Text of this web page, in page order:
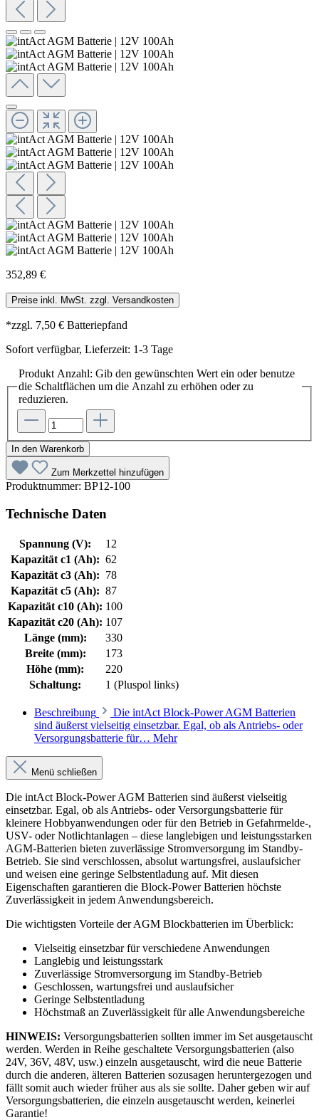
352,89 €
Preise inkl. MwSt. zzgl. Versandkosten
*zzgl. 7,50 € Batteriepfand
Sofort verfügbar, Lieferzeit: 1-3 Tage
Produkt Anzahl: Gib den gewünschten Wert ein oder benutze
die Schaltflächen um die Anzahl zu erhöhen oder zu
reduzieren.
In den Warenkorb
Zum Merkzettel hinzufügen
Produktnummer: BP12-100
Technische Daten
Spannung (V):
12
Kapazität c1 (Ah): 62
Kapazität c3 (Ah): 78
Kapazität c5 (Ah): 87
Kapazität c10 (Ah): 100
Kapazität c20 (Ah): 107
Länge (mm):
330
Breite (mm):
173
Höhe (mm):
220
Schaltung:
1 (Pluspol links)
Beschreibung
Die intAct Block-Power AGM Batterien
sind äußerst vielseitig einsetzbar. Egal, ob als Antriebs- oder
Versorgungsbatterie für… Mehr
Menü schließen
Die intAct Block-Power AGM Batterien sind äußerst vielseitig
einsetzbar. Egal, ob als Antriebs- oder Versorgungsbatterie für
kleinere Hobbyanwendungen oder für den Betrieb in Gefahrmelde-,
USV- oder Notlichtanlagen – diese langlebigen und leistungsstarken
AGM-Batterien bieten zuverlässige Stromversorgung im Standby-
Betrieb. Sie sind verschlossen, absolut wartungsfrei, auslaufsicher
und weisen eine geringe Selbstentladung auf. Mit diesen
Eigenschaften garantieren die Block-Power Batterien höchste
Zuverlässigkeit in jedem Anwendungsbereich.
Die wichtigsten Vorteile der AGM Blockbatterien im Überblick:
Vielseitig einsetzbar für verschiedene Anwendungen
Langlebig und leistungsstark
Zuverlässige Stromversorgung im Standby-Betrieb
Geschlossen, wartungsfrei und auslaufsicher
Geringe Selbstentladung
Höchstmaß an Zuverlässigkeit für alle Anwendungsbereiche
HINWEIS: Versorgungsbatterien sollten immer im Set ausgetauscht
werden. Werden in Reihe geschaltete Versorgungsbatterien (also
24V, 36V, 48V, usw.) einzeln ausgetauscht, wird die neue Batterie
durch die anderen, älteren Batterien sozusagen heruntergezogen und
fällt somit auch wieder früher aus als sie sollte. Daher geben wir auf
Versorgungsbatterien, die einzeln ausgetauscht werden, keinerlei
Garantie!